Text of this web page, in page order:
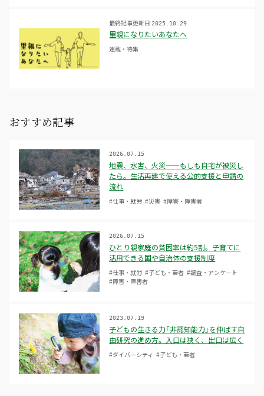
里親になりたいあなたへ
最終記事更新日2025.10.29
連載・特集
おすすめ記事
地震、水害、火災——もしも自宅が被災し
たら。生活再建で使える公的支援と申請の
流れ
2026.07.15
#仕事・就労 #災害 #障害・障害者
ひとり親家庭の貧困率は約5割。子育てに
活用できる国や自治体の支援制度
2026.07.15
#仕事・就労 #子ども・若者 #調査・アンケート
#障害・障害者
子どもの生きる力「非認知能力」を伸ばす自
由研究の進め方。入口は狭く、出口は広く
2023.07.19
#ダイバーシティ #子ども・若者